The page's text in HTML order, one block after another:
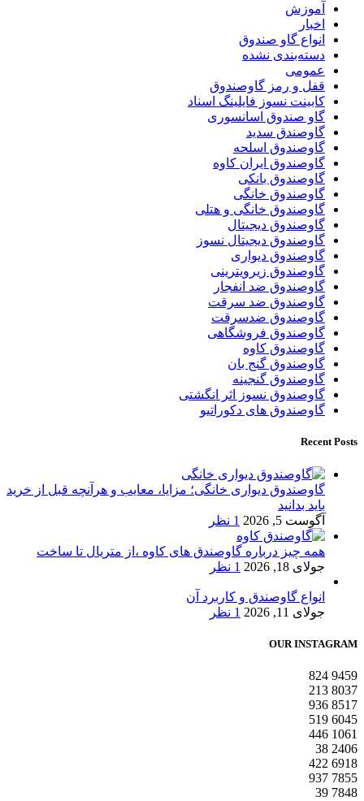
آموزش
اخبار
انواع گاو صندوق
دسته‌بندی نشده
عمومی
قفل و رمز گاوصندوق
کابینت نسوز فایلینگ اسناد
گاو صندوق اسانسوری
گاوصندق سدید
گاوصندوق اسلحه
گاوصندوق ایران کاوه
گاوصندوق بانکی
گاوصندوق خانگی
گاوصندوق خانگی و هتلی
گاوصندوق دیجیتال
گاوصندوق دیجیتال نسوز
گاوصندوق دیواری
گاوصندوق زیرویترینی
گاوصندوق ضد انفجار
گاوصندوق ضد سرقت
گاوصندوق ضدسرقت
گاوصندوق فروشگاهی
گاوصندوق کاوه
گاوصندوق گنج بان
گاوصندوق گنجینه
گاوصندوق نسوز اثر انگشتی
گاوصندوق های دکوراتیو
Recent Posts
گاوصندوق دیواری خانگی؛ مزایا، معایب و هرآنچه قبل از خرید
باید بدانید
آگوست 5, 2026
1 نظر
همه چیز درباره گاوصندق های کاوه ،از متریال تا ساخت
جولای 18, 2026
1 نظر
انواع گاوصندق و کاربرد آن
جولای 11, 2026
1 نظر
OUR INSTAGRAM
9459
824
8037
213
8517
936
6045
519
1061
446
2406
38
6918
422
7855
937
7848
39